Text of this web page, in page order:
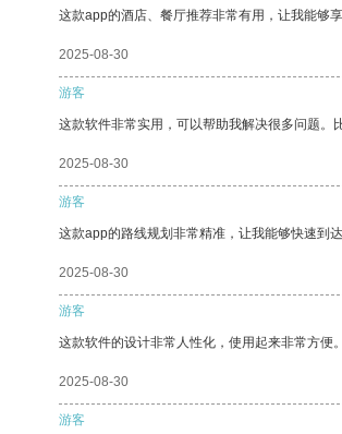
这款app的酒店、餐厅推荐非常有用，让我能够
2025-08-30
游客
这款软件非常实用，可以帮助我解决很多问题。
2025-08-30
游客
这款app的路线规划非常精准，让我能够快速到达
2025-08-30
游客
这款软件的设计非常人性化，使用起来非常方便。
2025-08-30
游客